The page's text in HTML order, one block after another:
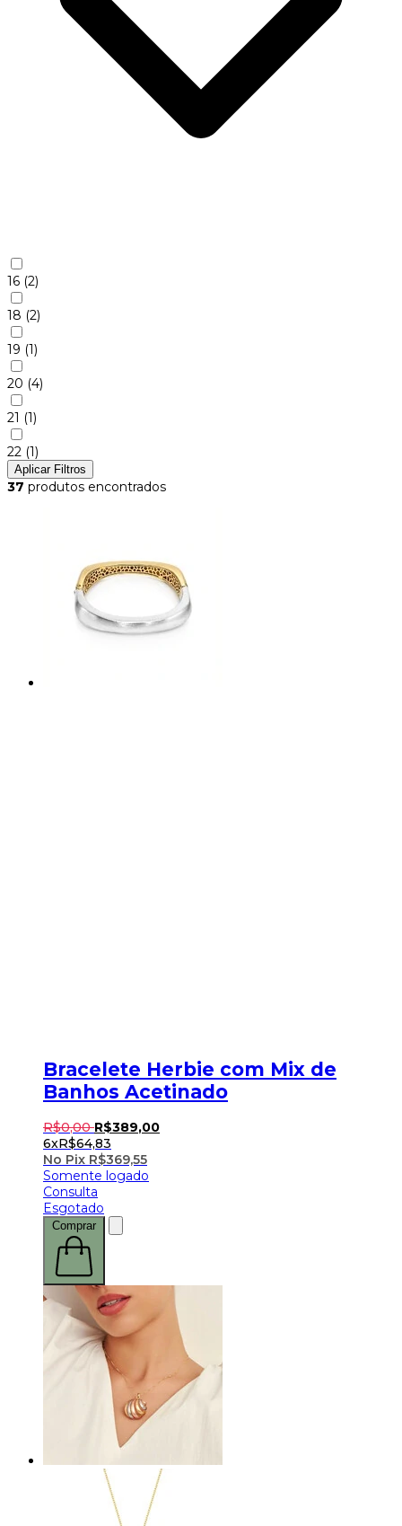
16 (2)
18 (2)
19 (1)
20 (4)
21 (1)
22 (1)
Aplicar Filtros
37 produtos encontrados
Bracelete Herbie com Mix de
Banhos Acetinado
R$0,00 R$389,00
6xR$64,83
No Pix R$369,55
Somente logado
Consulta
Esgotado
Comprar